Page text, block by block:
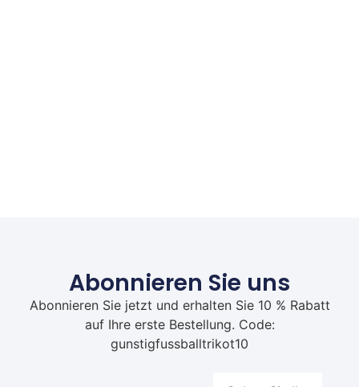
Abonnieren Sie uns
Abonnieren Sie jetzt und erhalten Sie 10 % Rabatt
auf Ihre erste Bestellung. Code:
gunstigfussballtrikot10